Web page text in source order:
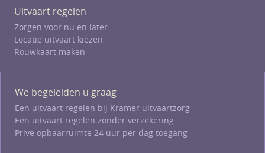
Uitvaart regelen
Zorgen voor nu en later
Locatie uitvaart kiezen
Rouwkaart maken
We begeleiden u graag
Een uitvaart regelen bij Kramer uitvaartzorg
Een uitvaart regelen zonder verzekering
Prive opbaarruimte 24 uur per dag toegang